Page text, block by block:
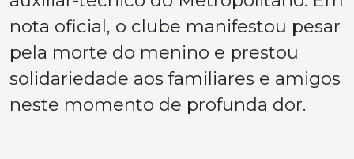
nota oficial, o clube manifestou pesar
pela morte do menino e prestou
solidariedade aos familiares e amigos
neste momento de profunda dor.